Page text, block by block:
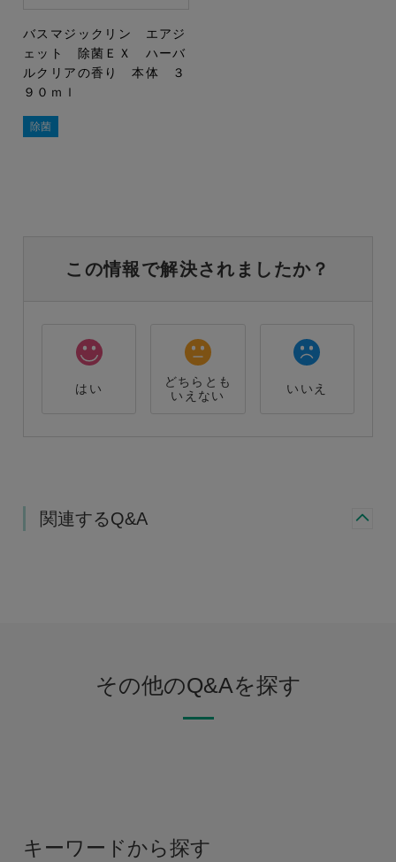
バスマジックリン エアジ
ェット 除菌ＥＸ ハーバ
ルクリアの香り 本体 ３
９０ｍｌ
除菌
この情報で解決されましたか？
はい
どちらとも
いえない
いいえ
関連するQ&A
その他のQ&Aを探す
キーワードから探す